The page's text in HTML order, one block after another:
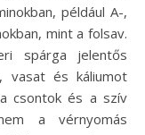
például A-,
mint a folsav.
spárga jelentős
vasat és káliumot
csontok és a szív
a vérnyomás